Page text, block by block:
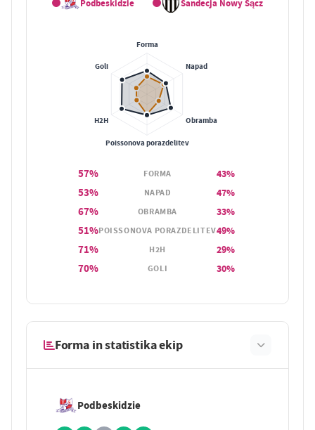
Podbeskidzie Sandecja Nowy Sącz
57% FORMA 43%
53% NAPAD 47%
67% OBRAMBA 33%
51%POISSONOVA PORAZDELITEV49%
71% H2H 29%
70% GOLI 30%
Forma in statistika ekip
Podbeskidzie